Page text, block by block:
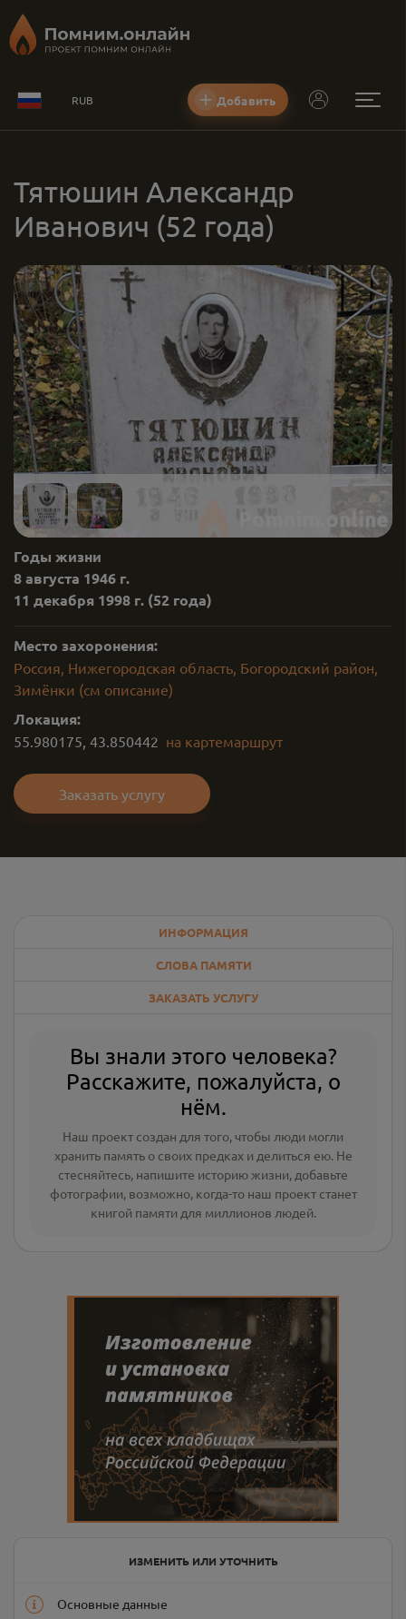
RUB Добавить
Тятюшин Александр
Иванович (52 года)
Годы жизни
8 августа 1946 г.
11 декабря 1998 г. (52 года)
Место захоронения:
Россия, Нижегородская область, Богородский район,
Зимёнки (см описание)
Локация:
55.980175, 43.850442 на картемаршрут
Заказать услугу
ИНФОРМАЦИЯ
СЛОВА ПАМЯТИ
ЗАКАЗАТЬ УСЛУГУ
Вы знали этого человека?
Расскажите, пожалуйста, о
нём.
Наш проект создан для того, чтобы люди могли
хранить память о своих предках и делиться ею. Не
стесняйтесь, напишите историю жизни, добавьте
фотографии, возможно, когда-то наш проект станет
книгой памяти для миллионов людей.
ИЗМЕНИТЬ ИЛИ УТОЧНИТЬ
Основные данные